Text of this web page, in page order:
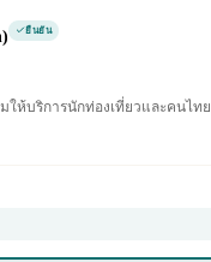
ยืนยัน
ห้บริการนักท่องเที่ยวและคนไทย